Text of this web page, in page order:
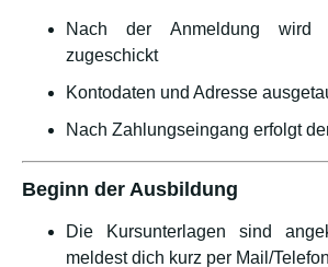
Nach der Anmeldung wird
zugeschickt
Kontodaten und Adresse
Nach Zahlungseingang erfolgt
Beginn der Ausbildung
Die Kursunterlagen sind
meldest dich kurz per Mail/Telefon